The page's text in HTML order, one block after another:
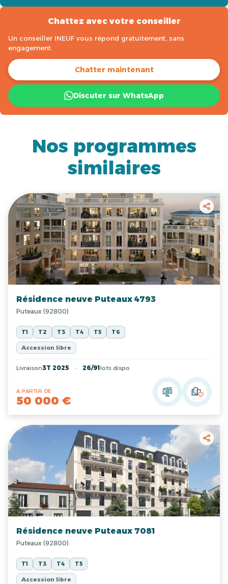
Chattez avec votre conseiller
Un conseiller INEUF vous répond gratuitement, sans
engagement.
Chatter maintenant
Discuter sur WhatsApp
Nos programmes
similaires
Résidence neuve Puteaux 4793
Puteaux (92800)
T1 T2 T3 T4 T5 T6
Accession libre
Livraison3T 2025 26/91 lots dispo
A PARTIR DE
50 000 €
Résidence neuve Puteaux 7081
Puteaux (92800)
T1 T3 T4 T5
Accession libre